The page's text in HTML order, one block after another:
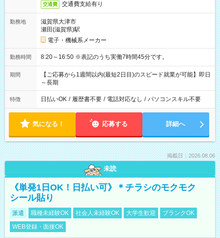
交通費 交通費支給有り
勤務地
滋賀県大津市
瀬田(滋賀県)駅
電子・機械系メーカー
勤務時間 8:20～16:50 ※表記のうち実働7時間45分です。
期間
【ご応募から1週間以内(最短2日目)のスピード就業が可能】即日
～長期
特徴 日払いOK / 履歴書不要 / 電話対応なし / パソコンスキル不要
気になる！ 応募する 詳細へ
掲載日：2026.08.06
未読
《単発1日OK！日払い可》＊チラシのモクモク
シール貼り
派遣 職種未経験OK 社会人未経験OK 大学生歓迎
ブランクOK
WEB登録・面接OK